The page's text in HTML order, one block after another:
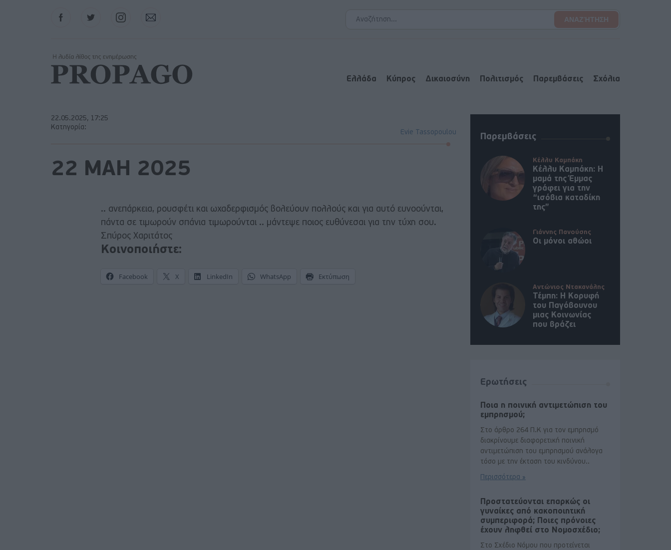
FacebookTwitter InstagramContact
Ελλάδα Κύπρος Δικαιοσύνη Πολιτισμός Παρεμβάσεις Σχόλια
22.05.2025, 17:25
Κατηγορία:
Evie Tassopoulou
22 ΜΑΗ 2025
.. ανεπάρκεια, ρουσφέτι και ωχαδερφισμός βολεύουν πολλούς και για αυτό ευνοούνται,
πάντα σε τιμωρούν σπάνια τιμωρούνται .. μάντεψε ποιος ευθύνεσαι για την τύχη σου.
Σπύρος Χαριτάτος
Κοινοποιήστε:
Facebook X LinkedIn WhatsApp Εκτύπωση
Παρεμβάσεις
Κέλλυ Καμπάκη
Κέλλυ Καμπάκη: Η
μαμά της Έμμας
γράφει για την
“ισόβια καταδίκη
της”
Γιάννης Πανούσης
Οι μόνοι αθώοι
Αντώνιος Ντακανάλης
Τέμπη: Η Κορυφή
του Παγόβουνου
μιας Κοινωνίας
που βράζει
Ερωτήσεις
Ποια η ποινική αντιμετώπιση του
εμπρησμού;
Στο άρθρο 264 Π.Κ για τον εμπρησμό
διακρίνουμε διαφορετική ποινική
αντιμετώπιση του εμπρησμού ανάλογα
τόσο με την έκταση του κινδύνου..
Περισσότερα »
Προστατεύονται επαρκώς οι
γυναίκες από κακοποιητική
συμπεριφορά; Ποιες πρόνοιες
έχουν ληφθεί στο Νομοσχέδιο;
Στο Σχέδιο Νόμου που προτείνεται